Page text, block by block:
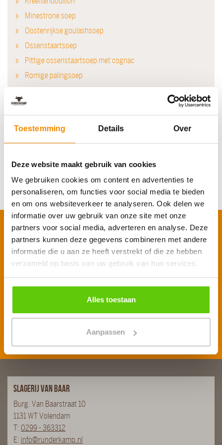
Toestemming Details Over
Deze website maakt gebruik van cookies
We gebruiken cookies om content en advertenties te
personaliseren, om functies voor social media te bieden
en om ons websiteverkeer te analyseren. Ook delen we
informatie over uw gebruik van onze site met onze
partners voor social media, adverteren en analyse. Deze
partners kunnen deze gegevens combineren met andere
informatie die u aan ze heeft verstrekt of die ze hebben
verzameld op basis van uw gebruik van hun services.
Alles toestaan
Aanpassen
Minestrone soep
Oostenrijkse goulashsoep
Ossenstaartsoep
Pittige ossenstaartsoep met cognac
Romige palingsoep
Saté soep met kipbraadlapjes
Tom Kha Kai soep
Uiensoep
Schrijf je in voor onze nieuwsbrief
Voornaam
E-mailadres*
Inschrijven
Slagerij van Baar
Burg. Van Baarstraat 10
1131 WT Volendam
T: 0299 - 363312
E: info@runderkamp.nl